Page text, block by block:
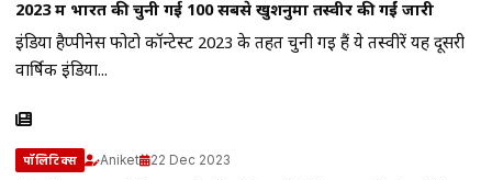
2023 में भारत की चुनी गई 100 सबसे खुशनुमा तस्वीरें की गईं जारी
इंडिया हैप्पीनेस फोटो कॉन्टेस्ट 2023 के तहत चुनी गई हैं ये तस्वीरें यह दूसरी
वार्षिक इंडिया...
पॉलिटिक्स Aniket 22 Dec 2023